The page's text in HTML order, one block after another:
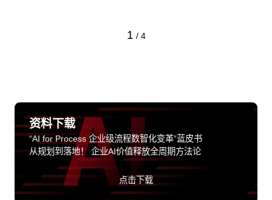
1 / 4
资料下载
“AI for Process 企业级流程数智化变革”蓝皮书
从规划到落地！ 企业AI价值释放全周期方法论
点击下载